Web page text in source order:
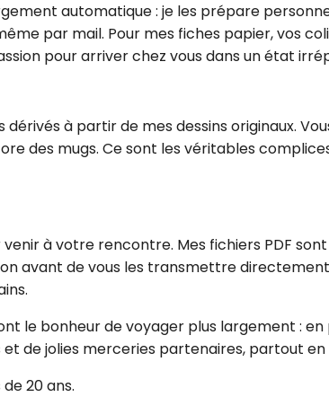
automatique : je les prépare
par mail. Pour mes fiches papier, vos
pour arriver chez vous dans un état
à partir de mes dessins originaux.
des mugs. Ce sont les véritables
à votre rencontre. Mes fichiers PDF
avant de vous les transmettre
le bonheur de voyager plus largement :
de jolies merceries partenaires, partout
20 ans.